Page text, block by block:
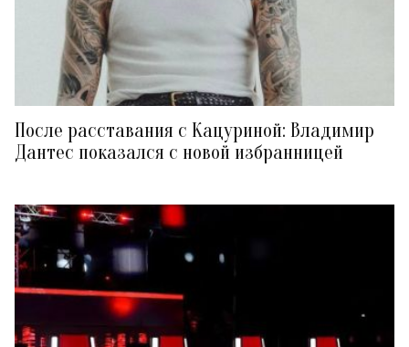
После расставания с Кацуриной: Владимир
Дантес показался с новой избранницей